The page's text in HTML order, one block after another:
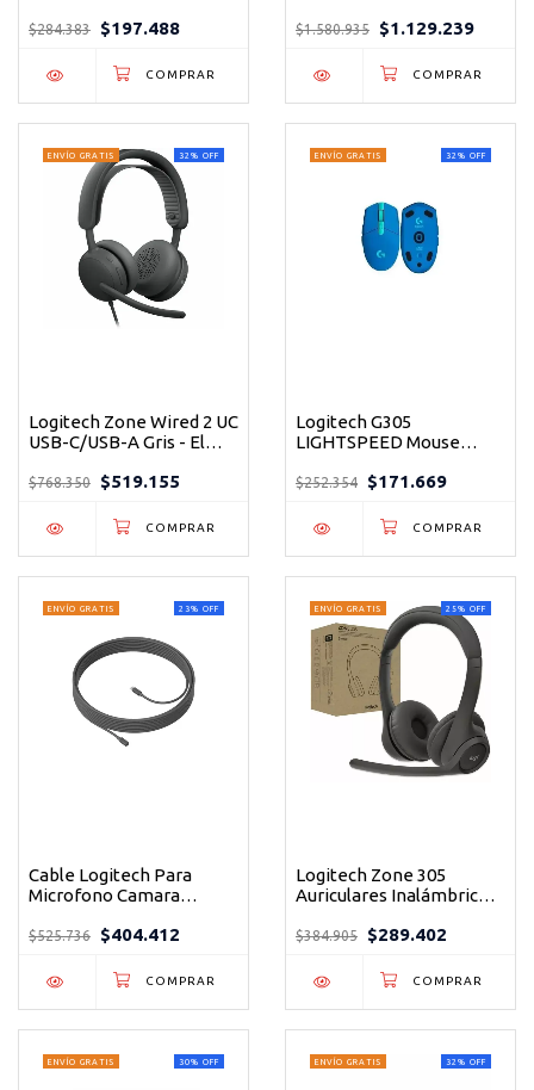
Silenciosos
$284.383 $197.488
PS4/PS3/PC con Force
$1.580.935 $1.129.239
32 % OFF
ENVÍO GRATIS
Logitech Zone Wired 2 UC
USB-C/USB-A Gris - El
elimina el ruido y
$768.350 $519.155
32 % OFF
ENVÍO GRATIS
Logitech G305
LIGHTSPEED Mouse
12000 DPI Azul
$252.354 $171.669
23% OFF
ENVÍO GRATIS
Cable Logitech Para
Microfono Camara
$525.736 $404.412
25% OFF
ENVÍO GRATIS
Logitech Zone 305
Auriculares Inalámbricos
Híbrido con Certificación
$384.905 $289.402
30% OFF
ENVÍO GRATIS 32 % OFF
ENVÍO GRATIS